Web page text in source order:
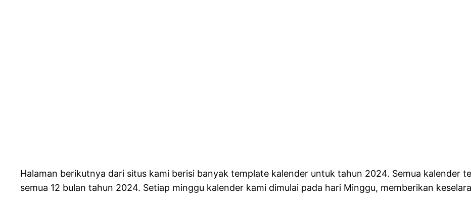
Halaman berikutnya dari situs kami berisi banyak template kalender untuk tahun 2024. Semua kalender
semua 12 bulan tahun 2024. Setiap minggu kalender kami dimulai pada hari Minggu, memberikan